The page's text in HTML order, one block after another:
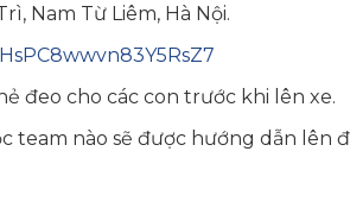
Nam Từ Liêm, Hà Nội.
đeo cho các con trước khi lên xe.
team nào sẽ được hướng dẫn lên